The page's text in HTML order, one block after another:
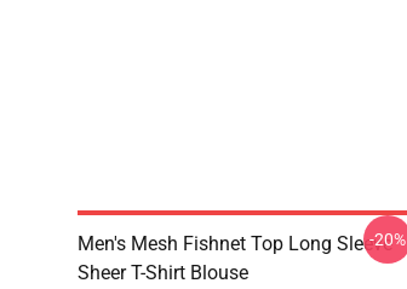
Men's Mesh Fishnet Top Long Sleeve
Sheer T-Shirt Blouse
-20%